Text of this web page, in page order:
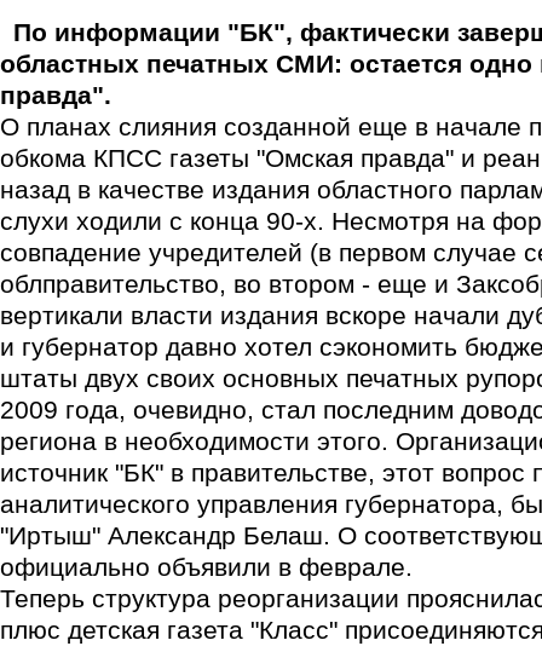
По информации "БК", фактически
областных печатных СМИ: остается
правда".
О планах слияния созданной еще в начале
обкома КПСС газеты "Омская правда" и
назад в качестве издания областного
слухи ходили с конца 90-х. Несмотря на
совпадение учредителей (в первом случае
облправительство, во втором - еще и
вертикали власти издания вскоре начали
и губернатор давно хотел сэкономить
штаты двух своих основных печатных
2009 года, очевидно, стал последним
региона в необходимости этого.
источник "БК" в правительстве, этот вопрос
аналитического управления губернатора,
"Иртыш" Александр Белаш. О
официально объявили в феврале.
Теперь структура реорганизации
плюс детская газета "Класс"